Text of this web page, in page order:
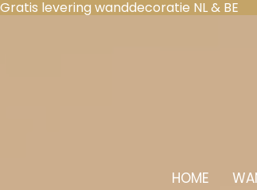
Gratis levering wanddecoratie NL &
HOME